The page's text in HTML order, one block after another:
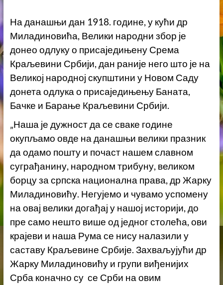
На данашњи дан 1918. године, у кући др
Миладиновића, Велики народни збор је
донео одлуку о присаједињену Срема
Краљевини Србији, дан раније него што је на
Великој народној скупштини у Новом Саду
донета одлука о присаједињењу Баната,
Бачке и Барање Краљевини Србији.
„Наша је дужност да се сваке године
окупљамо овде на данашњи велики празник
да одамо пошту и почаст нашем славном
суграђанину, народном трибуну, великом
борцу за српска национална права, др Жарку
Миладиновићу. Негујемо и чувамо успомену
на овај велики догађај у нашој историји, до
пре само нешто више од једног столећа, ови
крајеви и наша Рума се нису налазили у
саставу Краљевине Србије. Захваљујући др
Жарку Миладиновићу и групи виђенијих
Срба коначно су се Срби на овим